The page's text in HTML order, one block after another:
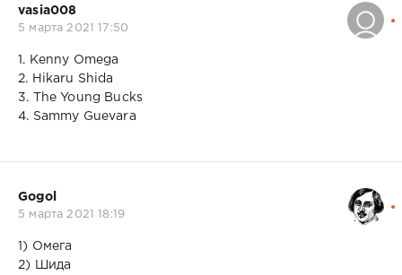
vasia008
5 марта 2021 17:50
1. Kenny Omega
2. Hikaru Shida
3. The Young Bucks
4. Sammy Guevara
Gogol
5 марта 2021 18:19
1) Омега
2) Шида